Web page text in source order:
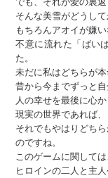
そんな美雪がどうし
もちろんアオイが嫌
不意に流れた「ばい
た。
未だに私はどちらが
昔から今までずっと
人の幸せを最後に心
現実の世界であれば
それでもやはりどち
のですね。
このゲームに関して
ヒロインの二人と主